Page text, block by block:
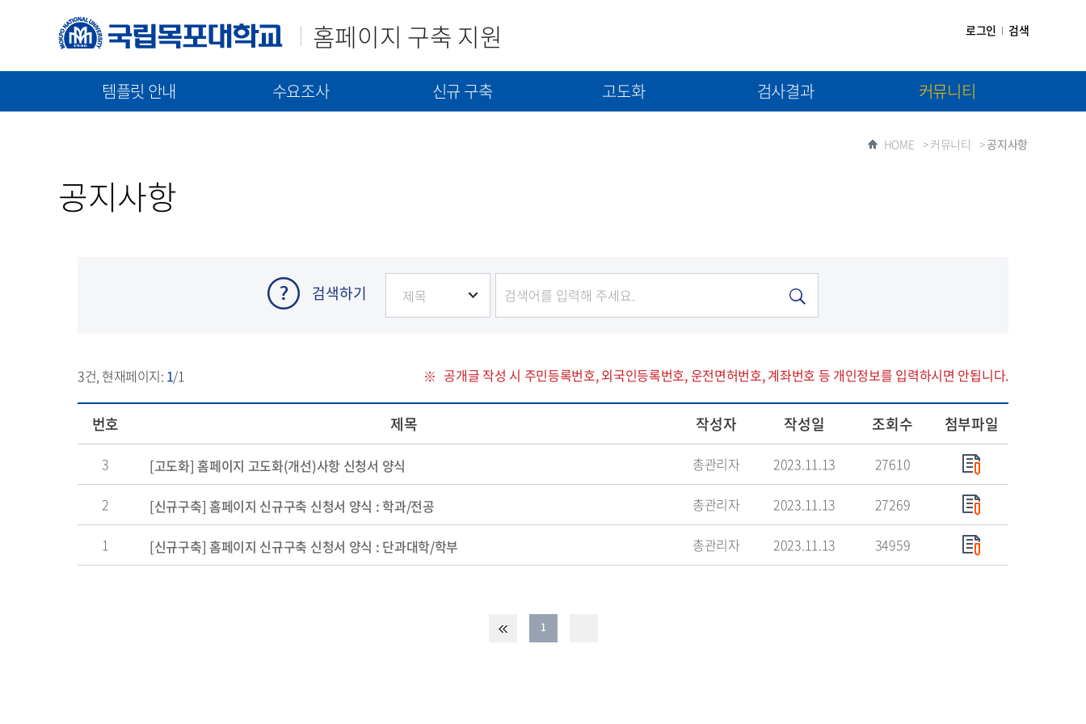
홈페이지 구축 지원 로그인 검색
템플릿 안내 수요조사 신규 구축 고도화 검사결과 커뮤니티
기능 매뉴얼
HOME >커뮤니티 >공지사항
공지사항
검색하기
3건, 현재페이지: 1/1 공개글 작성 시 주민등록번호, 외국인등록번호, 운전면허번호, 계좌번호 등 개인정보를 입력하시면 안됩니다.
번호 제목 작성자 작성일 조회수 첨부파일
3 [고도화] 홈페이지 고도화(개선)사항 신청서 양식 총관리자 2023.11.13 27610
2 [신규구축] 홈페이지 신규구축 신청서 양식 : 학과/전공 총관리자 2023.11.13 27269
1 [신규구축] 홈페이지 신규구축 신청서 양식 : 단과대학/학부 총관리자 2023.11.13 34959
1